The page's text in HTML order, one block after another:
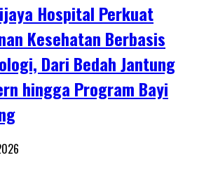
Hospital Perkuat
Kesehatan Berbasis
Dari Bedah Jantung
hingga Program Bayi